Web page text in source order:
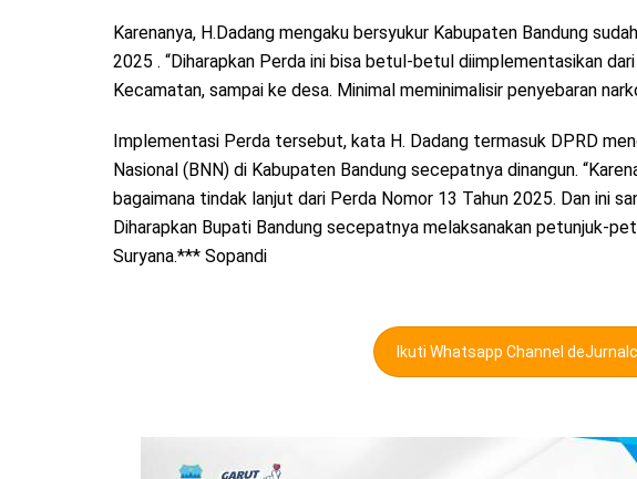
Karenanya, H.Dadang mengaku bersyukur Kabupaten Bandung
2025 . “Diharapkan Perda ini bisa betul-betul diimplementasikan
Kecamatan, sampai ke desa. Minimal meminimalisir penyebaran
Implementasi Perda tersebut, kata H. Dadang termasuk DPRD
Nasional (BNN) di Kabupaten Bandung secepatnya dinangun.
bagaimana tindak lanjut dari Perda Nomor 13 Tahun 2025. Dan ini
Diharapkan Bupati Bandung secepatnya melaksanakan petunjuk-
Suryana.*** Sopandi
Ikuti Whatsapp Channel